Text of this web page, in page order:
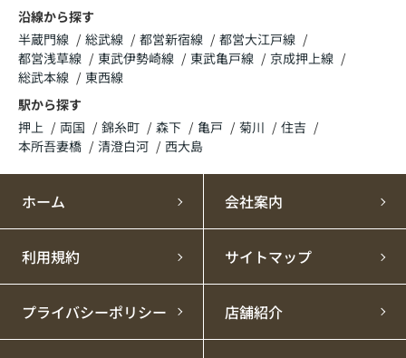
沿線から探す
半蔵門線
総武線 都営新宿線
都営大江戸線
都営浅草線
東武伊勢崎線 東武亀戸線
京成押上線
総武本線
東西線
駅から探す
押上
両国 錦糸町 森下 亀戸 菊川
住吉
本所吾妻橋
清澄白河 西大島
ホーム 会社案内
利用規約 サイトマップ
プライバシーポリシー 店舗紹介